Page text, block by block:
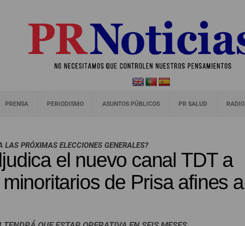
PRENSA PERIODISMO ASUNTOS PÚBLICOS PR SALUD RADIO
PRÓXIMAS ELECCIONES GENERALES?
el nuevo canal TDT a
de Prisa afines a